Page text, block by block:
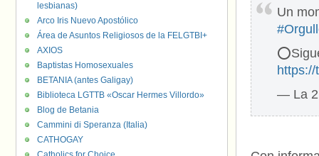
Un
— La 2
lesbianas)
Arco Iris Nuevo Apostólico
Área de Asuntos Religiosos de la FELGTBI+
AXIOS
Baptistas Homosexuales
BETANIA (antes Galigay)
Biblioteca LGTTB «Oscar Hermes Villordo»
Blog de Betania
Cammini di Speranza (Italia)
CATHOGAY